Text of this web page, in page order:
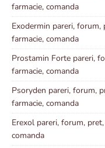
farmacie, comanda
Exodermin pareri, forum,
farmacie, comanda
Prostamin Forte pareri,
farmacie, comanda
Psoryden pareri, forum,
farmacie, comanda
Erexol pareri, forum,
comanda